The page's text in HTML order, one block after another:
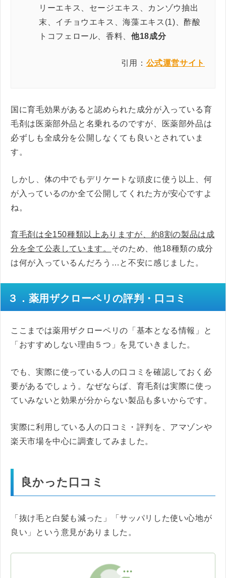
リーエキス、セージエキス、カンゾウ抽出
末、イチョウエキス、海藻エキス(1)、酢酸
トコフェロール、香料、他18成分
引用： 公式運営サイト
国に育毛効果があると認められた成分が入っている育
毛剤は医薬部外品と名乗れるのですが、医薬部外品は
必ずしも全成分を公開しなくても良いとされていま
す。
しかし、体の中でもデリケートな頭皮に使う以上、何
が入っているのか全て公開してくれた方が安心ですよ
ね。
育毛剤は全150種類以上ありますが、約8割の製品は成
分を全て公表しています。 そのため、他18種類の成分
は何が入っているんだろう…と不安に感じました。
３．薬用ザクローペリの評判・口コミ
ここまでは薬用ザクローペリの「基本となる情報」と
「おすすめしない理由５つ」を見ていきました。
でも、実際に使っている人の口コミを確認しておく必
要があるでしょう。なぜならば、育毛剤は実際に使っ
ていみないと効果が分からない製品も多いからです。
実際に利用している人の口コミ・評判を、アマゾンや
楽天市場を中心に調査してみました。
良かった口コミ
「抜け毛と白髪も減った」「サッパリした使い心地が
良い」という意見がありました。